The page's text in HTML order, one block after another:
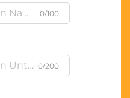
0/100
0/200